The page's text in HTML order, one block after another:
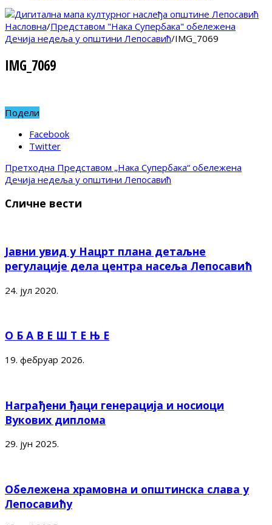
Насловна/Представом "Нака Супербака" обележена
Дечија недеља у општини Лепосавић/IMG_7069
IMG_7069
Подели
Facebook
Twitter
Претходна Представом „Нака Супербака“ обележена
Дечија недеља у општини Лепосавић
Сличне вести
Јавни увид у Нацрт плана детаљне
регулације дела центра насеља Лепосавић
24. јул 2020.
О Б А В Е Ш Т Е Њ Е
19. фебруар 2026.
Награђени ђаци генерација и носиоци
Вукових диплома
29. јун 2025.
Обележена храмовна и општинска слава у
Лепосавићу